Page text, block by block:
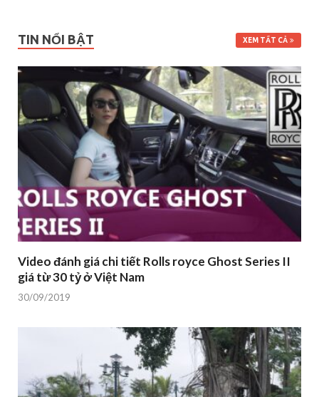
TIN NỔI BẬT XEM TẤT CẢ
Video đánh giá chi tiết Rolls royce Ghost Series II
giá từ 30 tỷ ở Việt Nam
30/09/2019